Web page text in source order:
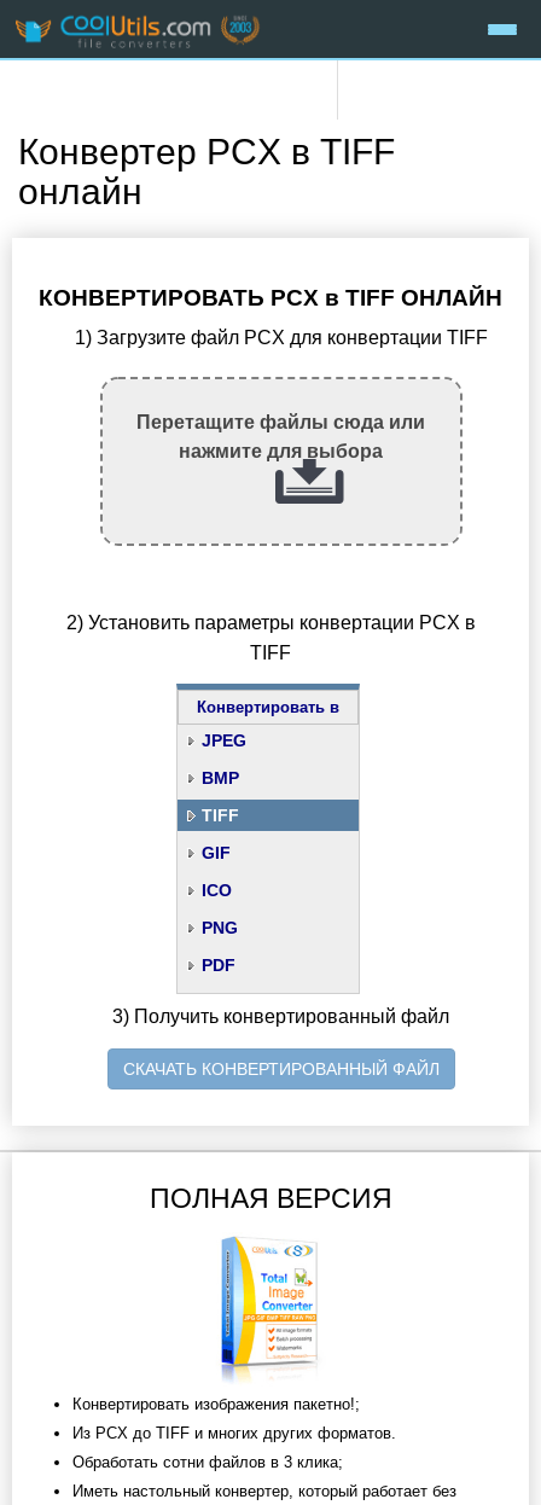
Конвертер PCX в TIFF
онлайн
КОНВЕРТИРОВАТЬ PCX в TIFF ОНЛАЙН
1) Загрузите файл PCX для конвертации TIFF
Перетащите файлы сюда или
нажмите для выбора
2) Установить параметры конвертации PCX в
TIFF
Конвертировать в
JPEG
BMP
TIFF
GIF
ICO
PNG
PDF
3) Получить конвертированный файл
СКАЧАТЬ КОНВЕРТИРОВАННЫЙ ФАЙЛ
ПОЛНАЯ ВЕРСИЯ
Конвертировать изображения пакетно!;
Из PCX до TIFF и многих других форматов.
Обработать сотни файлов в 3 клика;
Иметь настольный конвертер, который работает без